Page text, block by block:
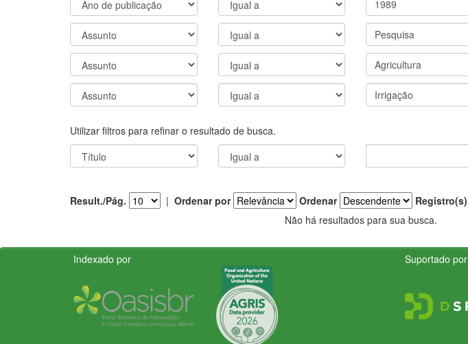
Utilizar filtros para refinar o resultado de busca.
Result./Pág. | Ordenar por Ordenar
Registro(s)
Não há resultados para sua busca.
Indexado por Suportado por